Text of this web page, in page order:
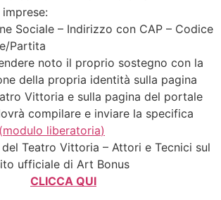
imprese:
Sociale – Indirizzo con CAP – Codice
Partita
noto il proprio sostegno con la
della propria identità sulla pagina
Vittoria e sulla pagina del portale
compilare e inviare la specifica
(modulo liberatoria)
Teatro Vittoria – Attori e Tecnici sul
ufficiale di Art Bonus
CLICCA QUI